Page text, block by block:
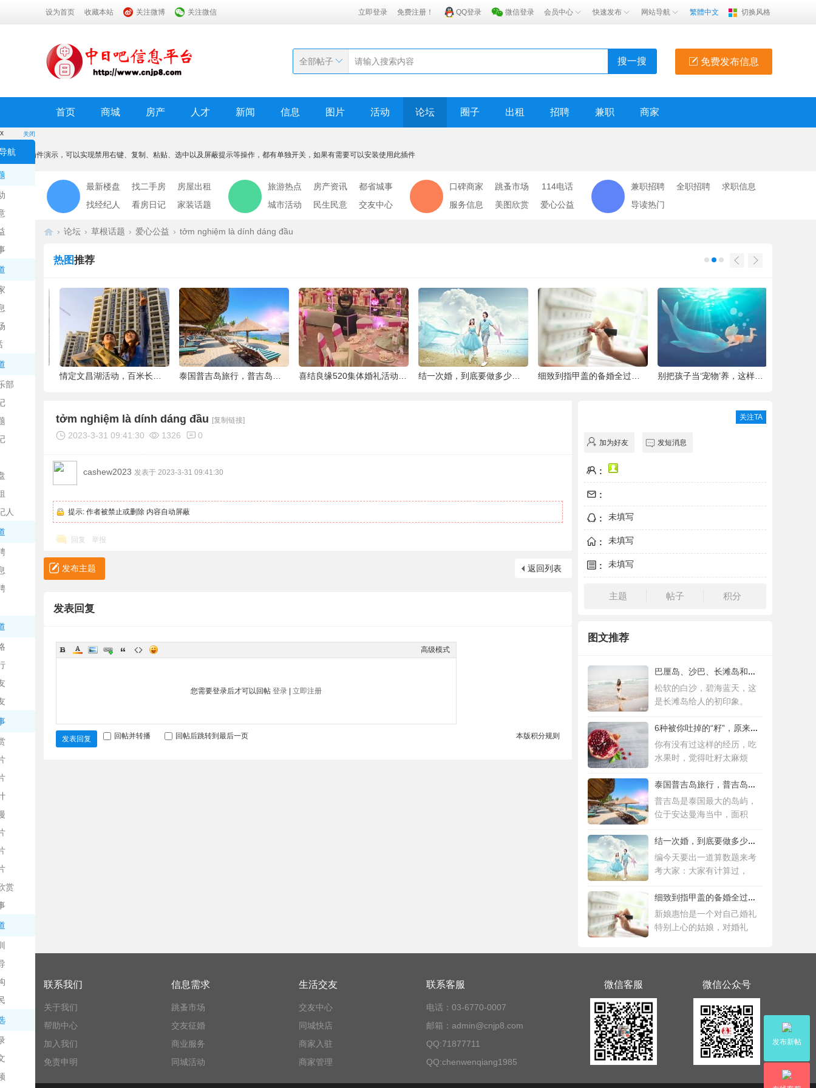
设为首页 收藏本站 关注微博 关注微信 立即登录 免费注册！ QQ登录 微信登录 会员中心 快速发布 网站导航 繁體中文 切换风格
免费发布信息
全部帖子 搜一搜
首页 商城 房产 人才 新闻 信息 图片 活动 论坛 圈子 出租 招聘 兼职 商家
关闭
航
部
人
赏
x
本功能为插件演示，可以实现禁用右键、复制、粘贴、选中以及屏蔽提示等操作，都有单独开关，如果有需要可以安装使用此插件
我知道了
最新楼盘 找二手房
房屋出租
找经纪人
看房日记 家装话题
旅游热点 房产资讯
都省城事
城市活动
民生民意 交友中心
口碑商家 跳蚤市场
114电话
服务信息
美图欣赏 爱心公益
兼职招聘 全职招聘
求职信息
导读热门
台
› 论坛 › 草根话题 › 爱心公益 › tởm nghiệm là dính dáng đầu
热图推荐
情定文昌湖活动，百米长卷现场绘画、万人签 泰国普吉岛旅行，普吉岛是泰国最大的岛屿 喜结良缘520集体婚礼活动-喜来缘大酒店[合 结一次婚，到底要做多少件准备工作 |备婚清 细致到指甲盖的备婚全过程，这位“挑剔”新 别把孩子当‘宠物’养，这样会毁掉Ta一生！
tởm nghiệm là dính dáng đầu [复制链接]
2023-3-31 09:41:30 1326 0
cashew2023 发表于 2023-3-31 09:41:30
提示: 作者被禁止或删除 内容自动屏蔽
回复 举报
返回列表
发布主题
发表回复
高级模式
您需要登录后才可以回帖 登录 立即注册
本版积分规则
发表回复 回帖并转播 回帖后跳转到最后一页
关注TA
加为好友 发短消息
:
:
: 未填写
: 未填写
: 未填写
主题 帖子 积分
图文推荐
巴厘岛、沙巴、长滩岛和普吉岛，哪个更值得
松软的白沙，碧海蓝天，这
是长滩岛给人的初印象。
6种被你吐掉的“籽”，原来是果蔬界的营养
你有没有过这样的经历，吃
水果时，觉得吐籽太麻烦
泰国普吉岛旅行，普吉岛是泰国最大的岛屿
普吉岛是泰国最大的岛屿，
位于安达曼海当中，面积
结一次婚，到底要做多少件准备工作 |备婚清
编今天要出一道算数题来考
考大家：大家有计算过，
细致到指甲盖的备婚全过程，这位“挑剔”新
新娘惠怡是一个对自己婚礼
特别上心的姑娘，对婚礼
发布新帖
联系我们
关于我们
帮助中心
加入我们
免责申明
信息需求
跳蚤市场
交友征婚
商业服务
同城活动
生活交友
交友中心
同城快店
商家入驻
商家管理
联系客服
电话：03-6770-0007
邮箱：admin@cnjp8.com
QQ:71877711
QQ:chenwenqiang1985
微信客服 微信公众号